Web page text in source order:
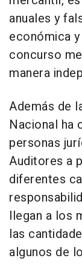
anuales y
económica
concurso
manera
Además de
Nacional ha
personas
Auditores a
diferentes
llegan a los
las
algunos de